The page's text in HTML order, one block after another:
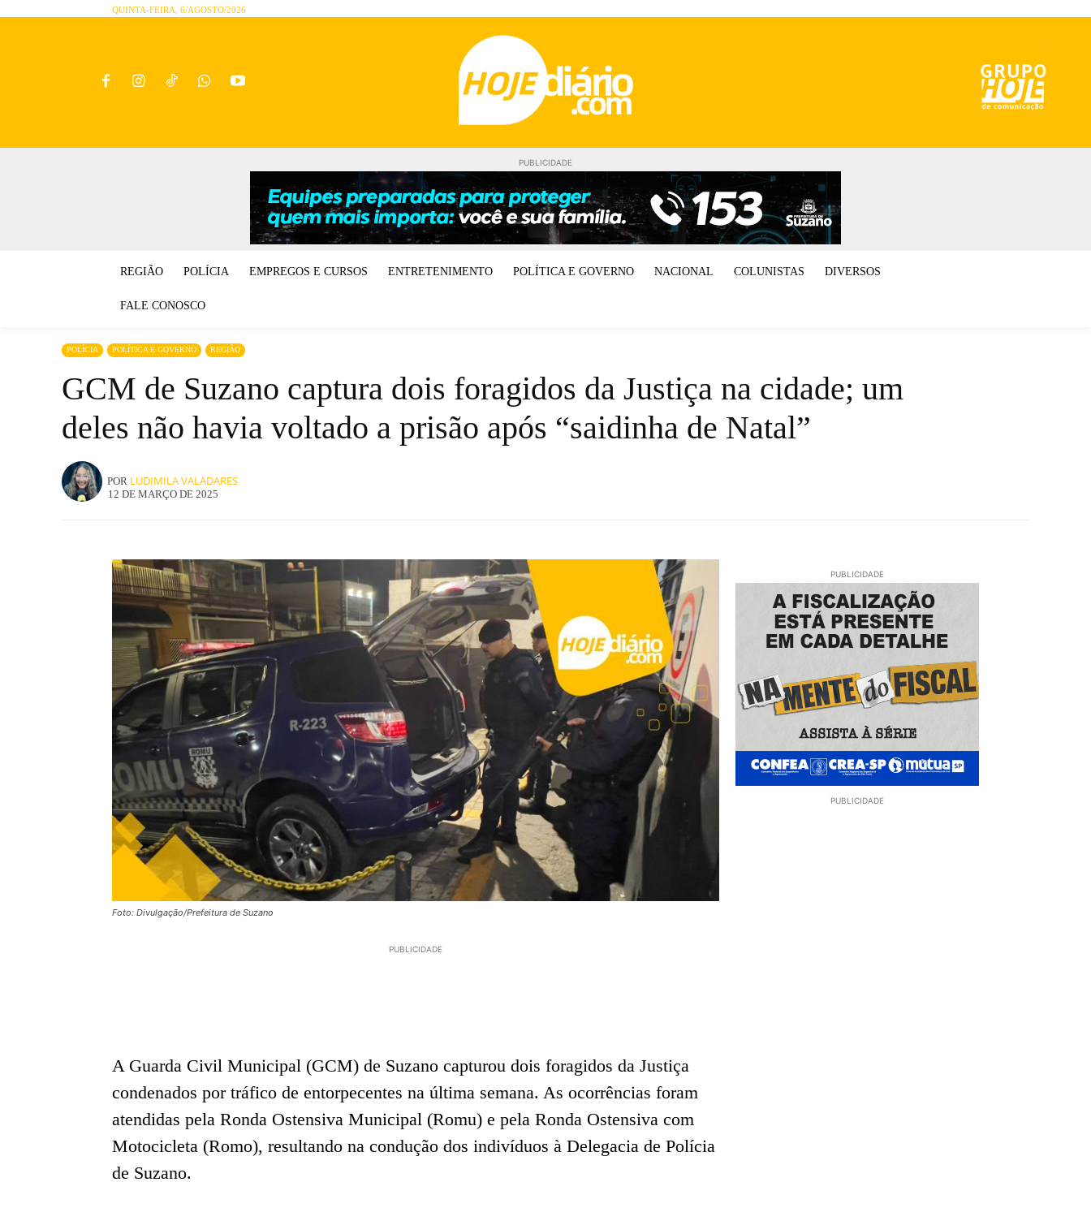
QUINTA-FEIRA, 6/AGOSTO/2026
PUBLICIDADE
REGIÃO POLÍCIA EMPREGOS E CURSOS ENTRETENIMENTO POLÍTICA E GOVERNO NACIONAL COLUNISTAS DIVERSOS
FALE CONOSCO
POLÍCIA POLÍTICA E GOVERNO REGIÃO
GCM de Suzano captura dois foragidos da Justiça na cidade; um
deles não havia voltado a prisão após “saidinha de Natal”
POR LUDIMILA VALADARES
12 DE MARÇO DE 2025
Foto: Divulgação/Prefeitura de Suzano
PUBLICIDADE
A Guarda Civil Municipal (GCM) de Suzano capturou dois foragidos da Justiça
condenados por tráfico de entorpecentes na última semana. As ocorrências foram
atendidas pela Ronda Ostensiva Municipal (Romu) e pela Ronda Ostensiva com
Motocicleta (Romo), resultando na condução dos indivíduos à Delegacia de Polícia
de Suzano.
PUBLICIDADE
PUBLICIDADE